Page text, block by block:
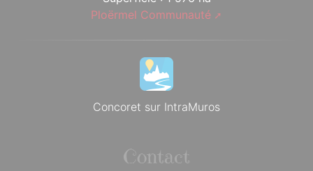
Ploërmel Communauté
Concoret sur IntraMuros
Contact